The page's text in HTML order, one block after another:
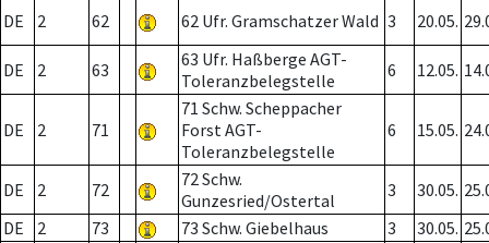
DE
2 62 62 Ufr. Gramschatzer Wald 3 20.05.
DE 2 63
63 Ufr. Haßberge AGT-
Toleranzbelegstelle
6 12.05.
DE 2 71
71 Schw. Scheppacher
Forst AGT-
Toleranzbelegstelle
6 15.05.
DE 2 72
72 Schw.
Gunzesried/Ostertal
3 30.05.
DE
2 73 73 Schw. Giebelhaus 3 30.05.